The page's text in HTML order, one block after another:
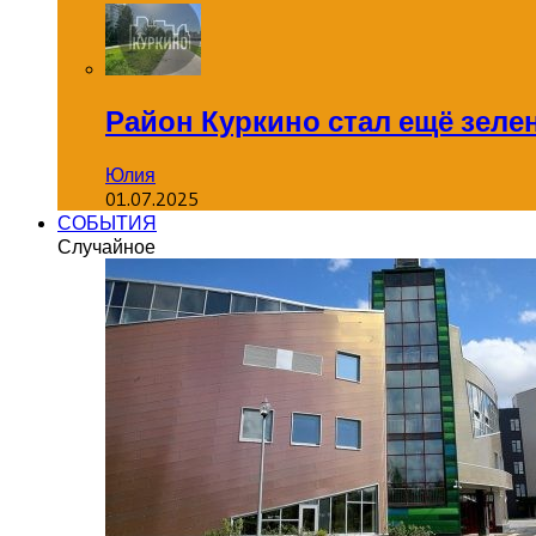
Район Куркино стал ещё
Юлия
01.07.2025
СОБЫТИЯ
Случайное